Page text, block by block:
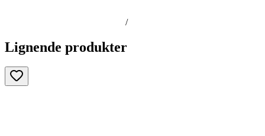
/
Lignende produkter